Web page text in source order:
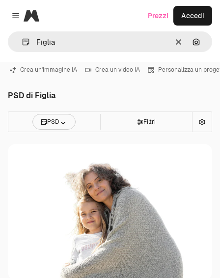
Close menu
Magnific
CancellaCerca
Prezzi Accedi
Crea un'immagine IA Crea un video IA Personalizza un
PSD di Figlia
PSD Filtri